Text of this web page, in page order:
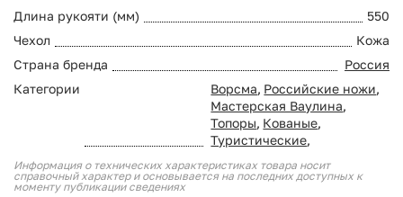
Длина рукояти (мм)
550
Чехол
Кожа
Страна бренда
Россия
Категории
Ворсма, Российские ножи,
Мастерская Ваулина,
Топоры, Кованые,
Туристические,
Информация о технических характеристиках товара носит
справочный характер и основывается на последних доступных к
моменту публикации сведениях